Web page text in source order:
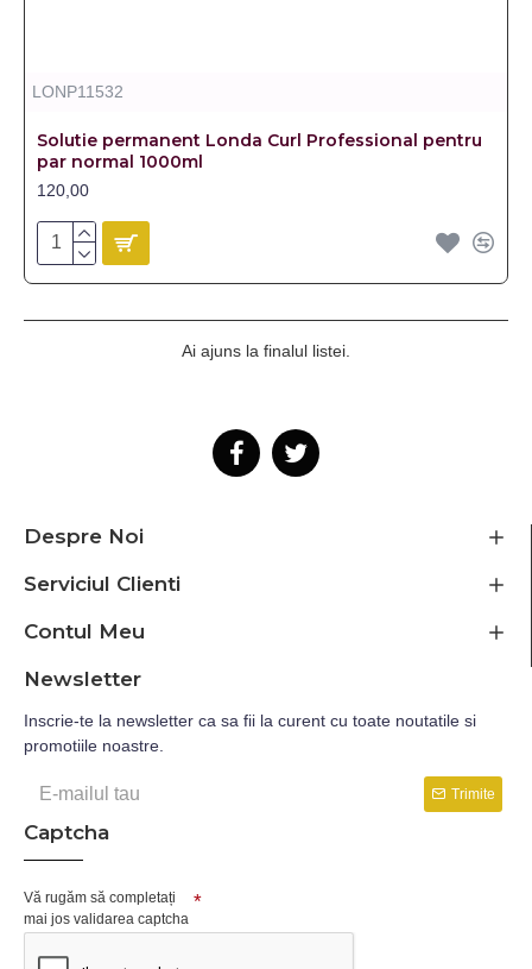
LONP11532
Solutie permanent Londa Curl Professional pentru
par normal 1000ml
120,00
Ai ajuns la finalul listei.
Despre Noi
Serviciul Clienti
Contul Meu
Newsletter
Inscrie-te la newsletter ca sa fii la curent cu toate noutatile si
promotiile noastre.
Trimite
Captcha
Vă rugăm să completați
mai jos validarea captcha